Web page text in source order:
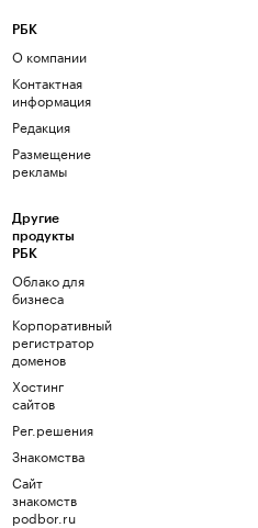
РБК
О компании
Контактная
информация
Редакция
Размещение
рекламы
Другие
продукты
РБК
Облако для
бизнеса
Корпоративный
регистратор
доменов
Хостинг
сайтов
Рег.решения
Знакомства
Сайт
знакомств
podbor.ru